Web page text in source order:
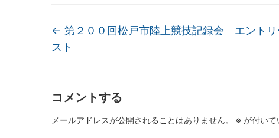
← 第２００回松戸市陸上競技記録会 エントリ
スト
コメントする
メールアドレスが公開されることはありません。 ※ が付いて